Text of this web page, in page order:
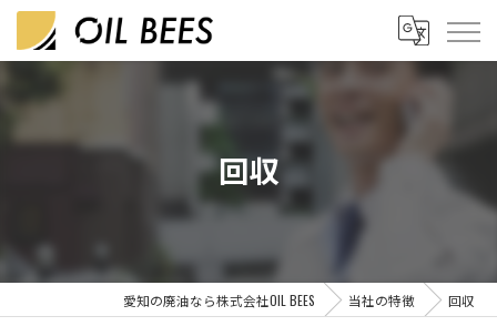
回収
愛知の廃油なら株式会社OIL BEES 当社の特徴 回収